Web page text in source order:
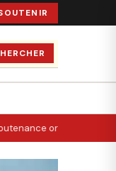
orale, la Suisse